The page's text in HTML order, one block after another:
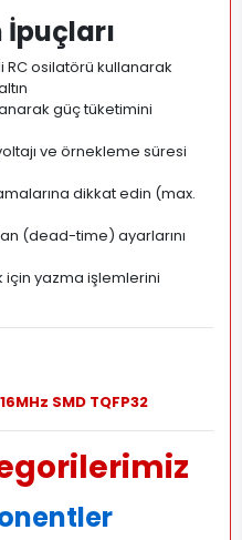
RC osilatörü kullanarak
güç tüketimini
ve örnekleme süresi
dikkat edin (max.
(dead-time) ayarlarını
için yazma işlemlerini
SMD TQFP32